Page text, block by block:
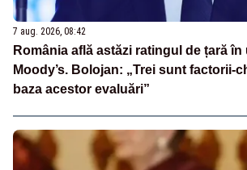
7 aug. 2026, 08:42
România află astăzi ratingul de țară
Moody’s. Bolojan: „Trei sunt factorii-
baza acestor evaluări”